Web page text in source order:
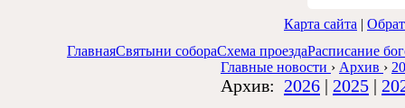
Карта сайта |
ГлавнаяСвятыни собораСхема проездаРасписание
Главные новости › Архив ›
Архив: 2026 | 2025 |